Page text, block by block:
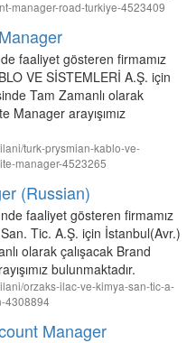
manager-road-turkiye-4523409
faaliyet gösteren firmamız
VE SİSTEMLERİ A.Ş. için
Tam Zamanlı olarak
Manager arayışımız
turk-prysmian-kablo-ve-
manager-4523265
(Russian)
faaliyet gösteren firmamız
Tic. A.Ş. için İstanbul(Avr.)
olarak çalışacak Brand
bulunmaktadır.
orzaks-ilac-ve-kimya-san-tic-a-
4308894
Manager